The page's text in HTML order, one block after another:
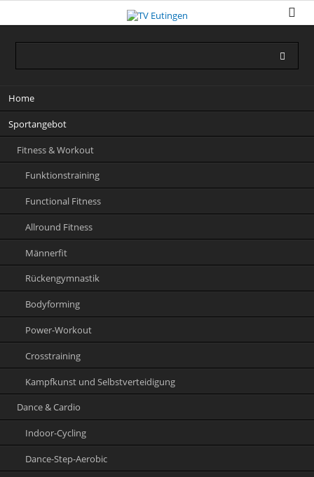
überspringen
Home
Sportangebot
Fitness & Workout
Funktionstraining
Functional Fitness
Allround Fitness
Männerfit
Rückengymnastik
Bodyforming
Power-Workout
Crosstraining
Kampfkunst und Selbstverteidigung
Dance & Cardio
Indoor-Cycling
Dance-Step-Aerobic